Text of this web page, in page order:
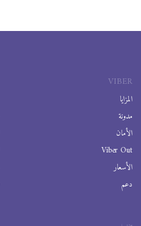
VIBER
المزايا
مدونة
الأمان
Viber Out
الأسعار
دعم